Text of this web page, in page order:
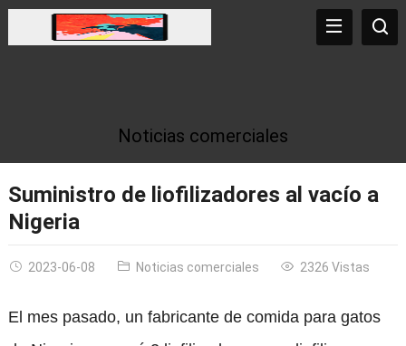
Noticias comerciales
Suministro de liofilizadores al vacío a
Nigeria
2023-06-08 Noticias comerciales 2326 Vistas
El mes pasado, un fabricante de comida para gatos